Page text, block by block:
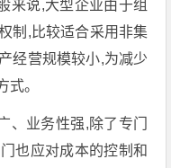
来说,大型企业由于组
制,比较适合采用非集
经营规模较小,为减少
式。
、业务性强,除了专门
也应对成本的控制和